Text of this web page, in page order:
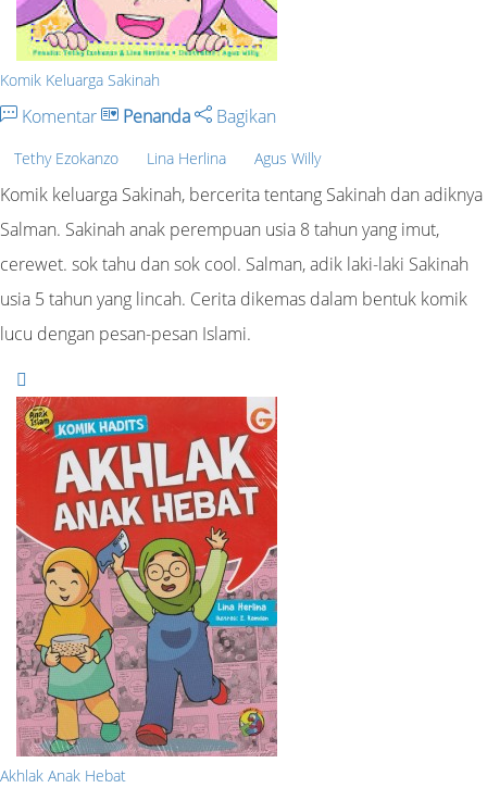
Komik Keluarga Sakinah
Komentar Penanda Bagikan
Tethy Ezokanzo Lina Herlina Agus Willy
Komik keluarga Sakinah, bercerita tentang Sakinah dan adiknya
Salman. Sakinah anak perempuan usia 8 tahun yang imut,
cerewet. sok tahu dan sok cool. Salman, adik laki-laki Sakinah
usia 5 tahun yang lincah. Cerita dikemas dalam bentuk komik
lucu dengan pesan-pesan Islami.
Akhlak Anak Hebat